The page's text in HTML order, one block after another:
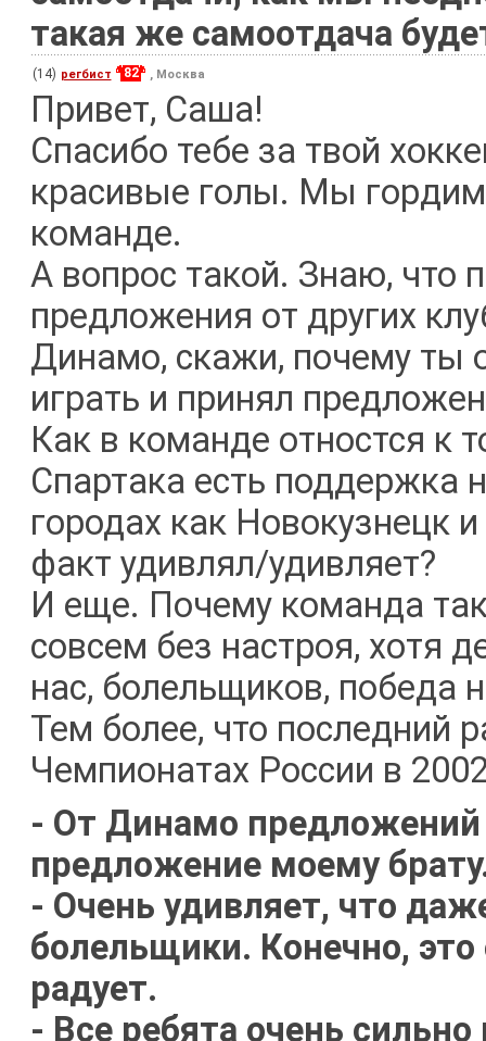
такая же самоотдача
(14) регбист 82 , Москва
Привет, Саша!
Спасибо тебе за твой
красивые голы. Мы
команде.
А вопрос такой. Знаю, что
предложения от других
Динамо, скажи, почему ты
играть и принял
Как в команде отностся к
Спартака есть поддержка
городах как Новокузнецк
факт удивлял/удивляет?
И еще. Почему команда
совсем без настроя, хотя
нас, болельщиков, победа
Тем более, что последний
Чемпионатах России в
- От Динамо
предложение моему
- Очень удивляет, что
болельщики. Конечно,
радует.
- Все ребята очень сильно